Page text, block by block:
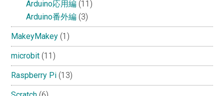
Arduino応用編 (11)
Arduino番外編 (3)
MakeyMakey (1)
microbit (11)
Raspberry Pi (13)